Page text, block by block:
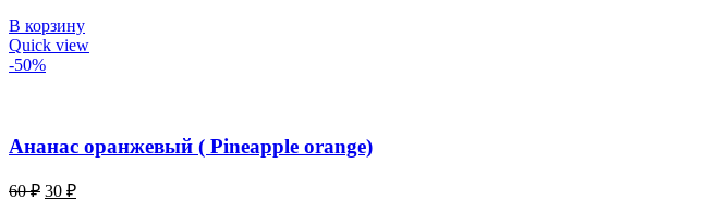
В корзину
Quick view
-50%
Ананас оранжевый ( Pineapple orange)
60₽ Первоначальная
30 ₽Текущая